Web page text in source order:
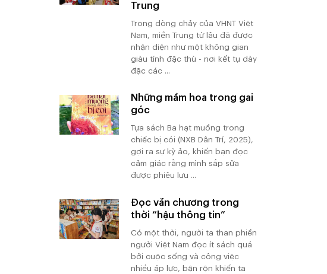
Trung
Trong dòng chảy của VHNT Việt
Nam, miền Trung từ lâu đã được
nhận diện như một không gian
giàu tính đặc thù - nơi kết tụ dày
đặc các ...
Những mầm hoa trong gai
góc
Tựa sách Ba hạt muồng trong
chiếc bị cói (NXB Dân Trí, 2025),
gợi ra sự kỳ ảo, khiến bạn đọc
cảm giác rằng mình sắp sửa
được phiêu lưu ...
Đọc văn chương trong
thời “hậu thông tin”
Có một thời, người ta than phiền
người Việt Nam đọc ít sách quá
bởi cuộc sống và công việc
nhiều áp lực, bận rộn khiến ta